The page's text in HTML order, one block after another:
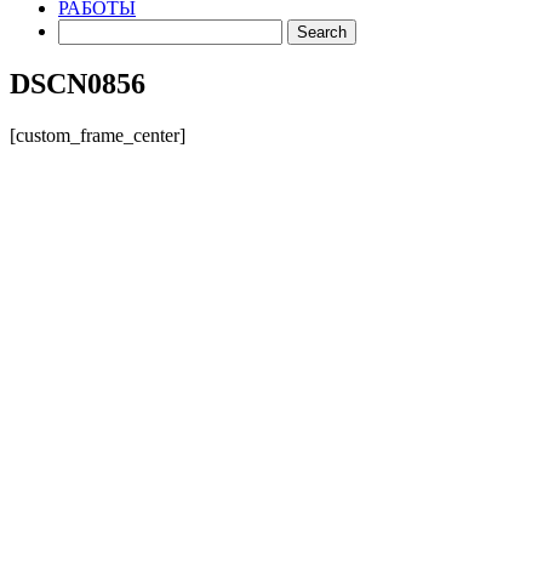
РАБОТЫ
DSCN0856
[custom_frame_center]